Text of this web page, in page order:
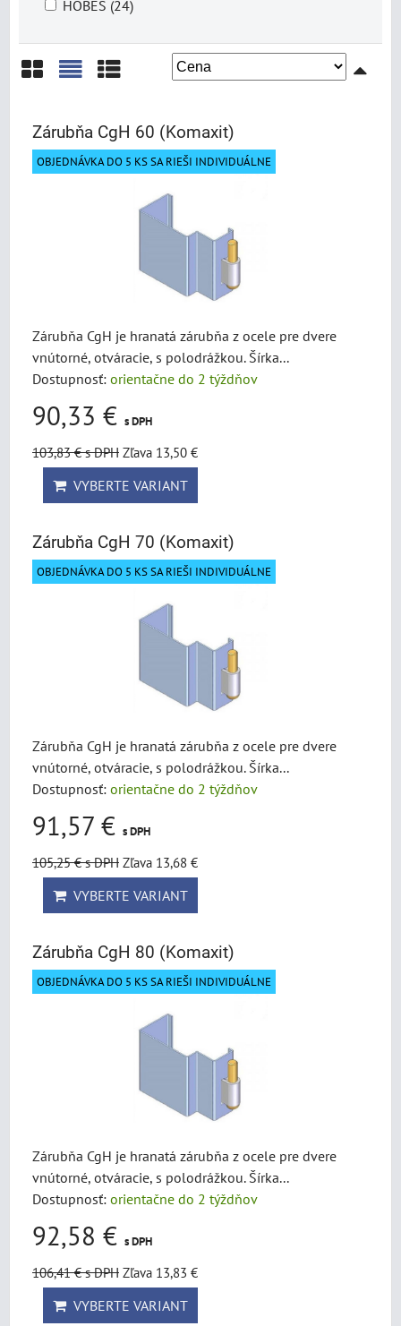
HOBES (24)
Zárubňa CgH 60 (Komaxit)
OBJEDNÁVKA DO 5 KS SA RIEŠI INDIVIDUÁLNE
Zárubňa CgH je hranatá zárubňa z ocele pre dvere
vnútorné, otváracie, s polodrážkou. Šírka...
Dostupnosť: orientačne do 2 týždňov
90,33 € s DPH
103,83 €s DPH Zľava 13,50 €
VYBERTE VARIANT
Zárubňa CgH 70 (Komaxit)
OBJEDNÁVKA DO 5 KS SA RIEŠI INDIVIDUÁLNE
Zárubňa CgH je hranatá zárubňa z ocele pre dvere
vnútorné, otváracie, s polodrážkou. Šírka...
Dostupnosť: orientačne do 2 týždňov
91,57 € s DPH
105,25 €s DPH Zľava 13,68 €
VYBERTE VARIANT
Zárubňa CgH 80 (Komaxit)
OBJEDNÁVKA DO 5 KS SA RIEŠI INDIVIDUÁLNE
Zárubňa CgH je hranatá zárubňa z ocele pre dvere
vnútorné, otváracie, s polodrážkou. Šírka...
Dostupnosť: orientačne do 2 týždňov
92,58 € s DPH
106,41 €s DPH Zľava 13,83 €
VYBERTE VARIANT